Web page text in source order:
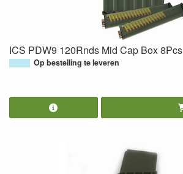
ICS PDW9 120Rnds Mid Cap Box 8Pcs
Op bestelling te leveren